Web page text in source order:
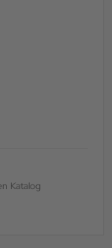
Katalog